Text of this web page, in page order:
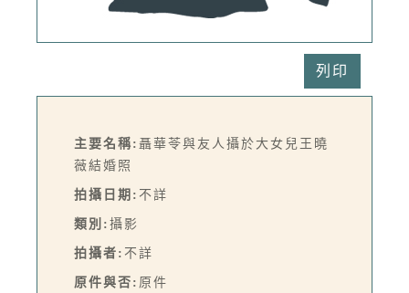
列印
主要名稱: 聶華苓與友人攝於大女兒王曉
薇結婚照
拍攝日期: 不詳
類別: 攝影
拍攝者: 不詳
原件與否: 原件